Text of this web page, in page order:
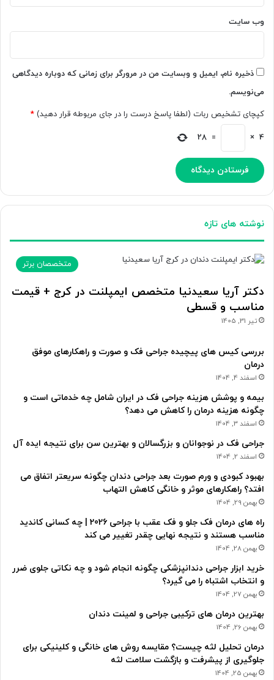
وب‌ سایت
ذخیره نام، ایمیل و وبسایت من در مرورگر برای زمانی که دوباره دیدگاهی
می‌نویسم.
کپچای تشخیص ربات (لطفا پاسخ درست را در جای مربوطه قرار دهید) *
4
×
=
28
نوشته های تازه
متخصصان برتر
دکتر آریا سعیدنیا متخصص ایمپلنت در کرج + قیمت
مناسب و قسطی
تیر 31, 1405
بررسی کیس های پیچیده جراحی فک و صورت و راهکارهای موفق
درمان
اسفند 4, 1404
بیمه و پوشش هزینه جراحی فک در ایران شامل چه خدماتی است و
چگونه هزینه درمان را کاهش می دهد؟
اسفند 3, 1404
جراحی فک در نوجوانان و بزرگسالان و بهترین سن برای نتیجه ایده آل
اسفند 2, 1404
بهبود کبودی و ورم صورت بعد جراحی دندان چگونه سریعتر اتفاق می
افتد؟ راهکارهای موثر و خانگی کاهش التهاب
بهمن 29, 1404
راه های درمان فک جلو و فک عقب با جراحی 2026 | چه کسانی کاندید
مناسب هستند و نتیجه نهایی چقدر تغییر می کند
بهمن 28, 1404
خرید ابزار جراحی دندانپزشکی چگونه انجام شود و چه نکاتی جلوی ضرر
و انتخاب اشتباه را می گیرد؟
بهمن 27, 1404
بهترین درمان های ترکیبی جراحی و لمینت دندان
بهمن 26, 1404
درمان تحلیل لثه چیست؟ مقایسه روش های خانگی و کلینیکی برای
جلوگیری از پیشرفت و بازگشت سلامت لثه
بهمن 25, 1404